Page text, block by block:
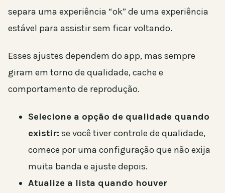
separa uma experiência “ok” de uma experiência
estável para assistir sem ficar voltando.
Esses ajustes dependem do app, mas sempre
giram em torno de qualidade, cache e
comportamento de reprodução.
Selecione a opção de qualidade quando
existir: se você tiver controle de qualidade,
comece por uma configuração que não exija
muita banda e ajuste depois.
Atualize a lista quando houver